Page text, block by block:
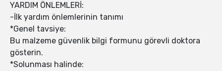
YARDIM ÖNLEMLERİ:
-İlk yardım önlemlerinin tanımı
*Genel tavsiye:
Bu malzeme güvenlik bilgi formunu görevli doktora
gösterin.
*Solunması halinde: